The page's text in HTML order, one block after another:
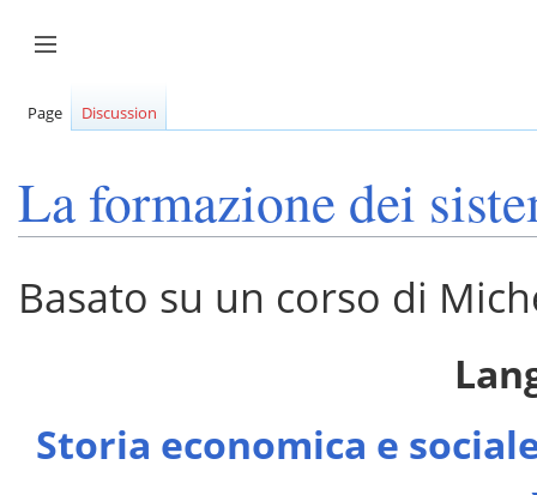
au Afficher / masquer la barre latérale
Page Discussion
La formazione dei
Basato su un corso di
Storia economica e